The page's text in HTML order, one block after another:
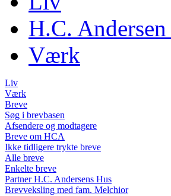
H.C.
Værk
Liv
Værk
Breve
Søg i brevbasen
Afsendere og modtagere
Breve om HCA
Ikke tidligere trykte breve
Alle breve
Enkelte breve
Partner H.C. Andersens Hus
Brevveksling med fam. Melchior